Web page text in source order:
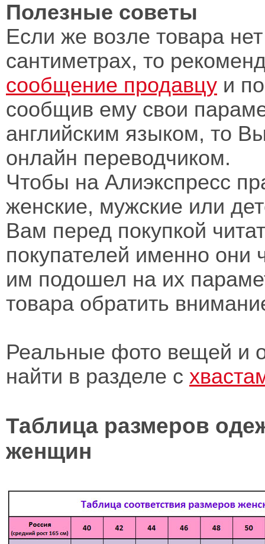
Полезные советы
Если же возле товара
сантиметрах, то
сообщение продавцу и
сообщив ему свои
английским языком, то
онлайн переводчиком.
Чтобы на Алиэкспресс
женские, мужские или
Вам перед покупкой
покупателей именно они
им подошел на их
товара обратить
Реальные фото вещей и
найти в разделе с
Таблица размеров
женщин